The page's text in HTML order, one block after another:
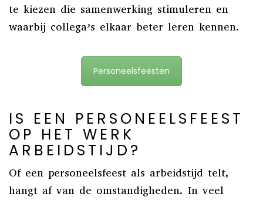
te kiezen die samenwerking stimuleren en
waarbij collega’s elkaar beter leren kennen.
Personeelsfeesten
IS EEN PERSONEELSFEEST
OP HET WERK
ARBEIDSTIJD?
Of een personeelsfeest als arbeidstijd telt,
hangt af van de omstandigheden. In veel